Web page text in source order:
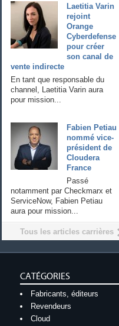
Laetitia Varin
rejoint
Orange
Cyberdefense
pour créer
son canal de
vente indirecte
En tant que responsable du
channel, Laetitia Varin aura
pour mission...
Fabien Petiau
nommé vice-
président de
Cloudera
France
Passé
notamment par Checkmarx et
ServiceNow, Fabien Petiau
aura pour mission...
Tous les articles carrières
CATÉGORIES
Fabricants, éditeurs
Revendeurs
Cloud